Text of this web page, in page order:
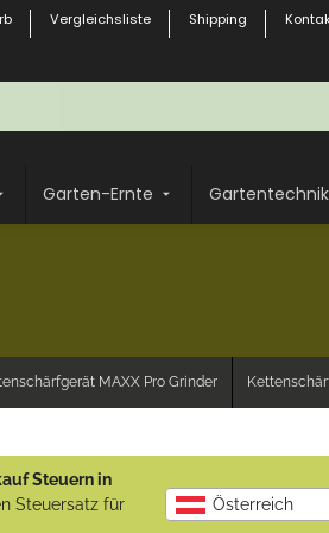
Vergleichsliste Shipping
Garten-Ernte Gartentechnik
MAXX Pro Grinder
Steuern in
Steuersatz für
Österreich